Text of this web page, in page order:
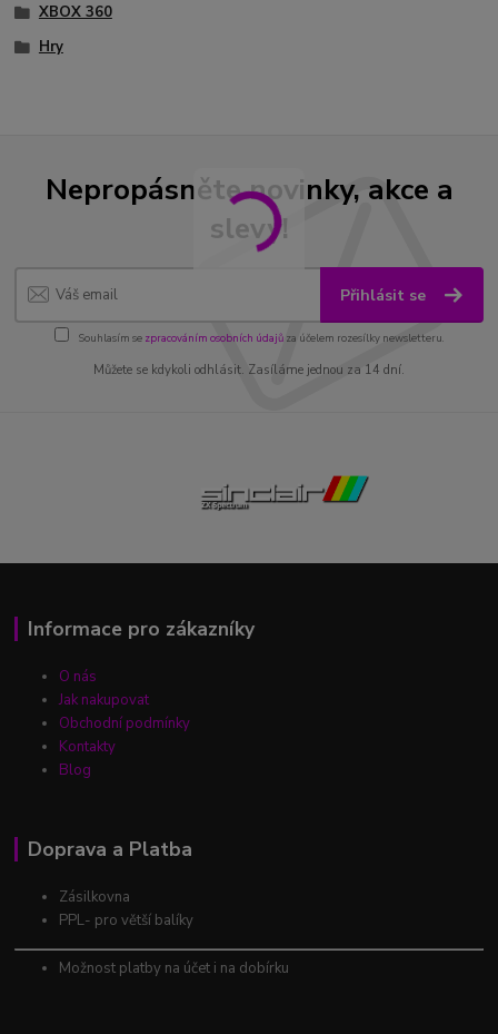
XBOX 360
Hry
Nepropásněte novinky, akce a
slevy!
Přihlásit se
Souhlasím se zpracováním osobních údajůza účelem rozesílky newsletteru.
Můžete se kdykoli odhlásit. Zasíláme jednou za 14 dní.
Informace pro zákazníky
O nás
Jak nakupovat
Obchodní podmínky
Kontakty
Blog
Doprava a Platba
Zásilkovna
PPL- pro větší balíky
Možnost platby na účet i na dobírku